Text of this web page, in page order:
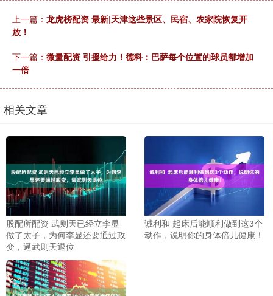
上一篇： 龙虎榜配资 最新|天津这些景区、民宿、农家院恢复开
放！
下一篇： 微量配资 引援给力！德科：巴萨每个位置的球员都增加
一倍
相关文章
股配所配资 武则天已经立李显
做了太子，为何李显还要通过政
变，逼武则天退位
诚利和 起床后能顺利做到这3个
动作，说明你的身体倍儿健康！